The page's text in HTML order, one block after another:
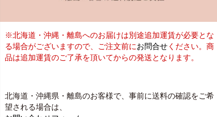
※北海道・沖縄・離島へのお届けは別途追加運賃が必要とな
る場合がございますので、ご注文前にお問合せ ください。商
品は追加運賃のご了承を頂いてからの発送となります。
北海道・沖縄県・離島のお客様で、事前に送料の確認をご希
望される場合は、